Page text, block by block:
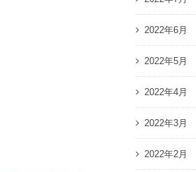
2022年6月
2022年5月
2022年4月
2022年3月
2022年2月